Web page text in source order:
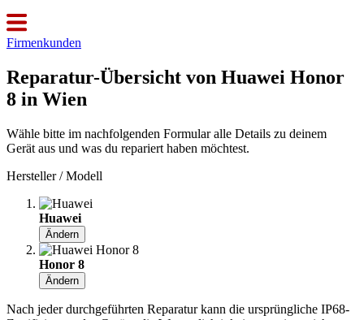
Firmenkunden
Reparatur-Übersicht von Huawei Honor
8 in Wien
Wähle bitte im nachfolgenden Formular alle Details zu deinem
Gerät aus und was du repariert haben möchtest.
Hersteller / Modell
Huawei
Ändern
Honor 8
Ändern
Nach jeder durchgeführten Reparatur kann die ursprüngliche IP68-